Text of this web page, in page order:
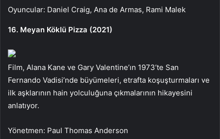
Oyuncular: Daniel Craig, Ana de Armas, Rami Malek
16. Meyan Köklü Pizza (2021)
Film, Alana Kane ve Gary Valentine’ın 1973’te San
Fernando Vadisi’nde büyümeleri, etrafta koşuşturmaları ve
ilk aşklarının hain yolculuğuna çıkmalarının hikayesini
anlatıyor.
Yönetmen: Paul Thomas Anderson